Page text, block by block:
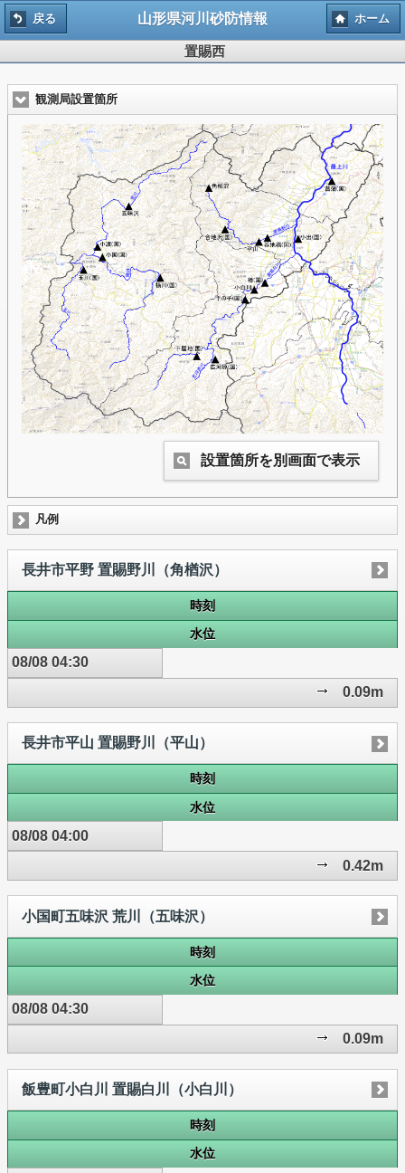
戻る 山形県河川砂防情報 ホーム
置賜西
観測局設置箇所
設置箇所を別画面で表示
凡例
長井市平野 置賜野川（角楢沢）
時刻
水位
08/08 04:30
0.09m
長井市平山 置賜野川（平山）
時刻
水位
08/08 04:00
0.42m
小国町五味沢 荒川（五味沢）
時刻
水位
08/08 04:30
0.09m
飯豊町小白川 置賜白川（小白川）
時刻
水位